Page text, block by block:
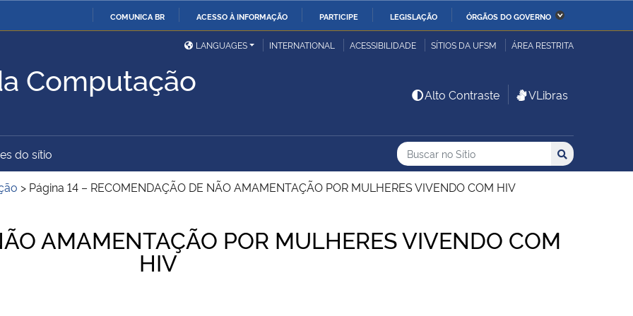
O
CONTEÚDO
COMUNICA BR ACESSO À INFORMAÇÃO PARTICIPE LEGISLAÇÃO ÓRGÃOS DO GOVERNO
Ministério da Defesa
Ministério das Relações
Exteriores
Ministério da Economia Ministério da Infraestrutura
Ministério da Cidadania Ministério da Saúde
Ministério da Ciência,
Tecnologia, Inovações e
Ministério do
Desenvolvimento Regional
União
Família e dos Direitos
Advocacia-Geral da União Banco Central do Brasil Planalto
LANGUAGES INTERNATIONAL ACESSIBILIDADE SÍTIOS DA UFSM ÁREA RESTRITA
Computação Alto Contraste VLibras
do sítio Busca
Buscar no no Sítio
Busca: Buscar
> Página 14 – RECOMENDAÇÃO DE NÃO AMAMENTAÇÃO POR MULHERES VIVENDO COM HIV
AMAMENTAÇÃO POR MULHERES VIVENDO COM
HIV